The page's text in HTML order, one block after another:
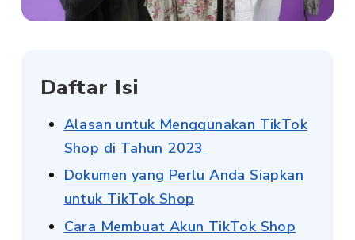
Daftar Isi
Alasan untuk Menggunakan TikTok
Shop di Tahun 2023
Dokumen yang Perlu Anda Siapkan
untuk TikTok Shop
Cara Membuat Akun TikTok Shop